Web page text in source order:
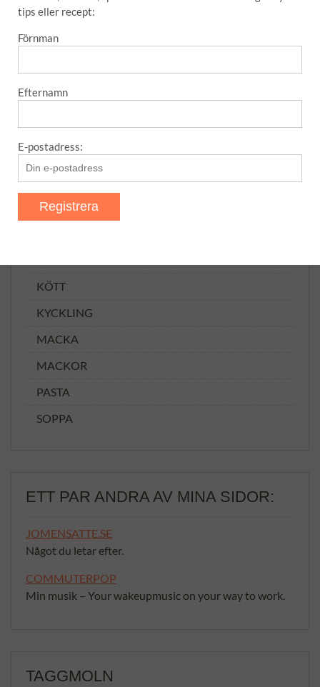
MELLANMÅL
SÅSER
SÅSER, MARINADER OSV
Tillbehör
TILLTUGG
TIPS
Uncategorized
VARMRÄTTER
KÖTT
KYCKLING
MACKA
MACKOR
PASTA
SOPPA
ETT PAR ANDRA AV MINA SIDOR:
JOMENSATTE.SE
Något du letar efter.
COMMUTERPOP
Min musik – Your wakeupmusic on your way to work.
TAGGMOLN
tips eller recept:
Förnman
Efternamn
E-postadress: